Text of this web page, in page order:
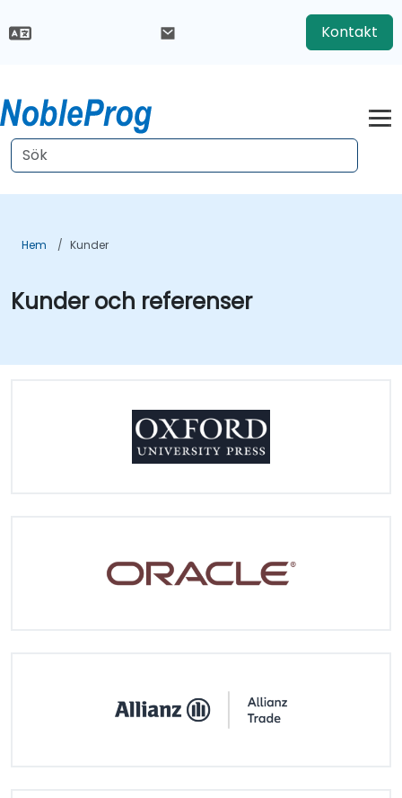
Kontakt
Hem Kunder
Kunder och referenser